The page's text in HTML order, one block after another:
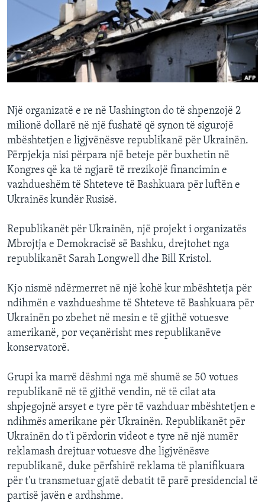
DITARI
Një organizatë e re në Uashington do të shpenzojë 2
milionë dollarë në një fushatë që synon të sigurojë
mbështetjen e ligjvënësve republikanë për Ukrainën.
Përpjekja nisi përpara një beteje për buxhetin në
Kongres që ka të ngjarë të rrezikojë financimin e
vazhdueshëm të Shteteve të Bashkuara për luftën e
Ukrainës kundër Rusisë.
Republikanët për Ukrainën, një projekt i organizatës
Mbrojtja e Demokracisë së Bashku, drejtohet nga
republikanët Sarah Longwell dhe Bill Kristol.
Kjo nismë ndërmerret në një kohë kur mbështetja për
ndihmën e vazhdueshme të Shteteve të Bashkuara për
Ukrainën po zbehet në mesin e të gjithë votuesve
amerikanë, por veçanërisht mes republikanëve
konservatorë.
Grupi ka marrë dëshmi nga më shumë se 50 votues
republikanë në të gjithë vendin, në të cilat ata
shpjegojnë arsyet e tyre për të vazhduar mbështetjen e
ndihmës amerikane për Ukrainën. Republikanët për
Ukrainën do t'i përdorin videot e tyre në një numër
reklamash drejtuar votuesve dhe ligjvënësve
republikanë, duke përfshirë reklama të planifikuara
për t'u transmetuar gjatë debatit të parë presidencial të
partisë javën e ardhshme.